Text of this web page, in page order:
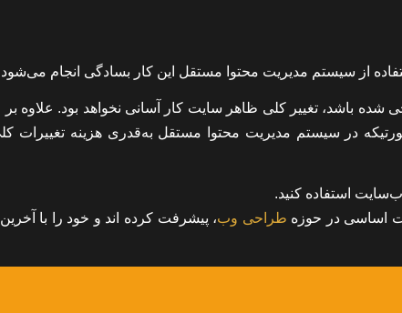
از سیستم مدیریت محتوا مستقل این کار بسادگی انجام
شده باشد، تغییر کلی ظاهر سایت کار آسانی نخواهد بود. علاوه
در سیستم مدیریت محتوا مستقل به‌قدری هزینه تغییرات
وب‌سایت استفاده کنید.
اساسی در حوزه طراحی وب، پیشرفت کرده اند و خود را با آخرین